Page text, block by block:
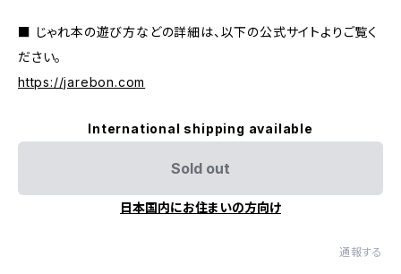
■ じゃれ本の遊び方などの詳細は、以下の公式サイトよりご覧く
ださい。
https://jarebon.com
International shipping available
Sold out
日本国内にお住まいの方向け
通報する